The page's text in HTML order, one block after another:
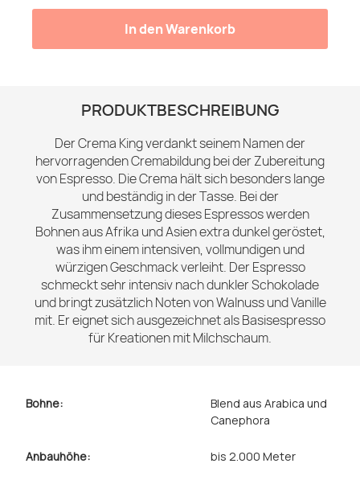
In den Warenkorb
PRODUKTBESCHREIBUNG
Der Crema King verdankt seinem Namen der
hervorragenden Cremabildung bei der Zubereitung
von Espresso. Die Crema hält sich besonders lange
und beständig in der Tasse. Bei der
Zusammensetzung dieses Espressos werden
Bohnen aus Afrika und Asien extra dunkel geröstet,
was ihm einem intensiven, vollmundigen und
würzigen Geschmack verleiht. Der Espresso
schmeckt sehr intensiv nach dunkler Schokolade
und bringt zusätzlich Noten von Walnuss und Vanille
mit. Er eignet sich ausgezeichnet als Basisespresso
für Kreationen mit Milchschaum.
Bohne:
Blend aus Arabica und
Canephora
Anbauhöhe: bis 2.000 Meter